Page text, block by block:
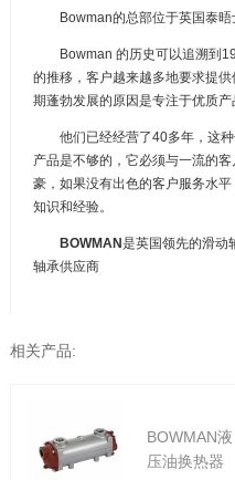
Bowman的总部位于英国泰晤
Bowman 的历史可以追溯到
的推移，客户越来越多地要求提
期蓬勃发展的原因是专注于优质产
他们已经经营了40多年，这种
产品是不够的，它必须与一流的
豪，如果没有出色的客户服务水
知识和经验。
BOWMAN是英国领先的滑动
轴承供应商
相关产品:
BOWMAN液
压油换热器